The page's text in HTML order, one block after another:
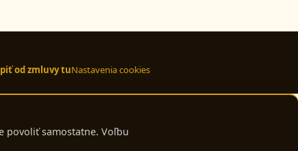
od zmluvy tuNastavenia cookies
povoliť samostatne. Voľbu